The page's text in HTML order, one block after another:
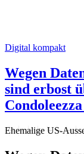
Digital kompakt
Wegen
sind erbost
Ehemalige US-